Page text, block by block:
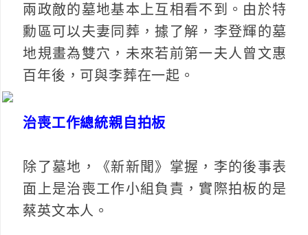
兩政敵的墓地基本上互相看不到。由於特
勳區可以夫妻同葬，據了解，李登輝的墓
地規畫為雙穴，未來若前第一夫人曾文惠
百年後，可與李葬在一起。
治喪工作總統親自拍板
除了墓地，《新新聞》掌握，李的後事表
面上是治喪工作小組負責，實際拍板的是
蔡英文本人。